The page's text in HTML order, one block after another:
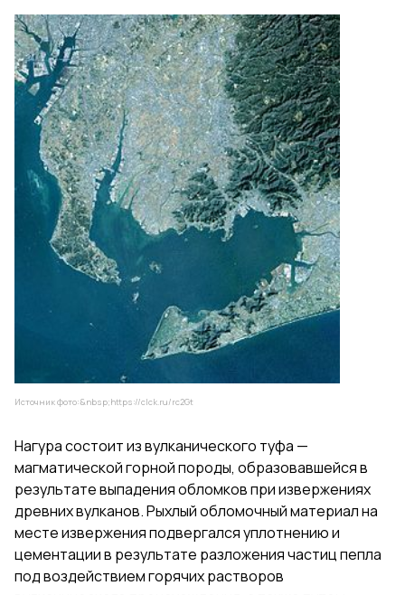
Источник фото:&nbsp;https://clck.ru/rc2Gt
Нагура состоит из вулканического туфа —
магматической горной породы, образовавшейся в
результате выпадения обломков при извержениях
древних вулканов. Рыхлый обломочный материал на
месте извержения подвергался уплотнению и
цементации в результате разложения частиц пепла
под воздействием горячих растворов